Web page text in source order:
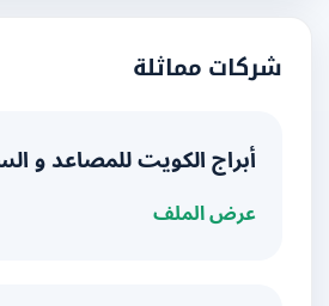
شركات مماثلة
أبراج الكويت للمصاعد و السلالم
عرض الملف